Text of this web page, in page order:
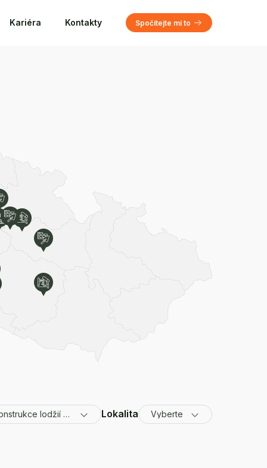
Kariéra Kontakty Spočítejte mi to
Rekonstrukce lodžií / balkonů Lokalita Vyberte